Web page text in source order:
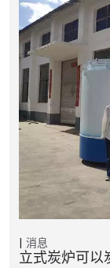
消息
立式炭炉可以